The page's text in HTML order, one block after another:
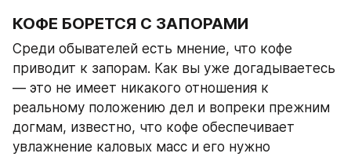
КОФЕ БОРЕТСЯ С ЗАПОРАМИ
Среди обывателей есть мнение, что кофе
приводит к запорам. Как вы уже догадываетесь
— это не имеет никакого отношения к
реальному положению дел и вопреки прежним
догмам, известно, что кофе обеспечивает
увлажнение каловых масс и его нужно